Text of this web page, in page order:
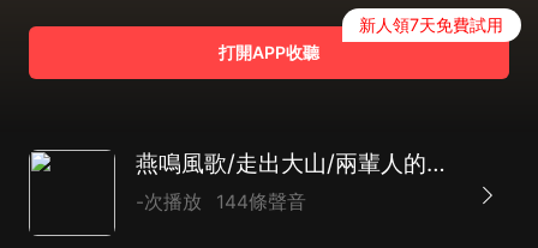
打開APP收聽
新人領7天免費試用
燕鳴風歌/走出大山/兩輩人的思想衝突與改變/蛻變新生/鄉土社會/多人劇
-次播放 144條聲音